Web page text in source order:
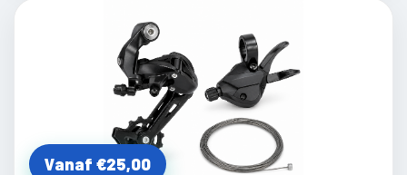
Vanaf €25,00